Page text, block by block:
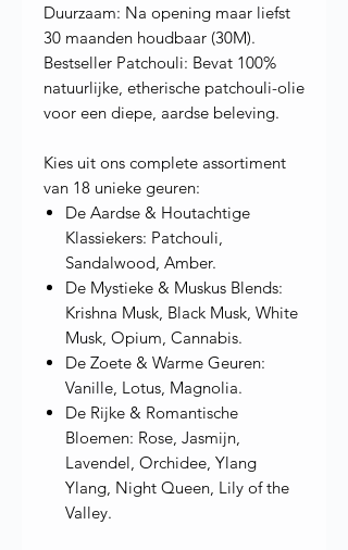
Duurzaam: Na opening maar liefst
30 maanden houdbaar (30M).
Bestseller Patchouli: Bevat 100%
natuurlijke, etherische patchouli-olie
voor een diepe, aardse beleving.
Kies uit ons complete assortiment
van 18 unieke geuren:
De Aardse & Houtachtige
Klassiekers: Patchouli,
Sandalwood, Amber.
De Mystieke & Muskus Blends:
Krishna Musk, Black Musk, White
Musk, Opium, Cannabis.
De Zoete & Warme Geuren:
Vanille, Lotus, Magnolia.
De Rijke & Romantische
Bloemen: Rose, Jasmijn,
Lavendel, Orchidee, Ylang
Ylang, Night Queen, Lily of the
Valley.